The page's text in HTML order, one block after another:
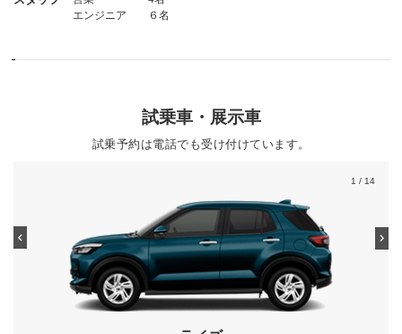
エンジニア ６名
試乗車・展示車
試乗予約は電話でも受け付けています。
1 / 14